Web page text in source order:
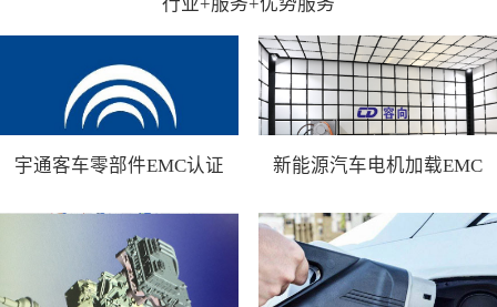
宇通客车零部件EMC认证
新能源汽车电机加载EMC